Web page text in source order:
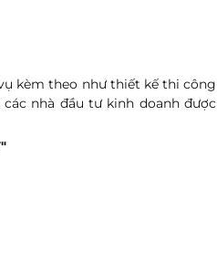
kèm theo như thiết kế thi công
nhà đầu tư kinh doanh được